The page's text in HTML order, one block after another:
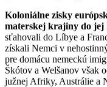
Koloniálne zisky
materskej krajiny do jej
sťahovali do Líbye a
získali Nemci v
pre domácu nemeckú
Škótov a Welšanov však
južnej Afriky, Austrálie a